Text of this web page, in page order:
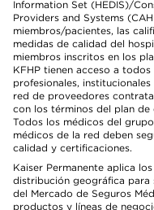
Information Set (HEDIS)/
Providers and Systems
miembros/pacientes, las
medidas de calidad del
miembros inscritos en los
KFHP tienen acceso a
profesionales,
red de proveedores
con los términos del plan
Todos los médicos del
médicos de la red deben
calidad y certificaciones.
Kaiser Permanente aplica
distribución geográfica para
del Mercado de Seguros
productos y líneas de